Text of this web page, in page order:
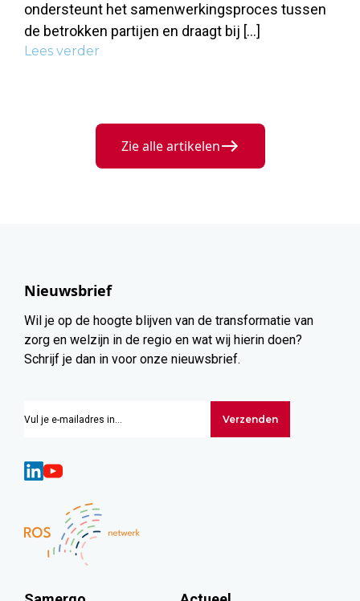
ondersteunt het samenwerkingsproces tussen
de betrokken partijen en draagt bij […]
Lees verder
Zie alle artikelen
Nieuwsbrief
Wil je op de hoogte blijven van de transformatie van
zorg en welzijn in de regio en wat wij hierin doen?
Schrijf je dan in voor onze nieuwsbrief.
Verzenden